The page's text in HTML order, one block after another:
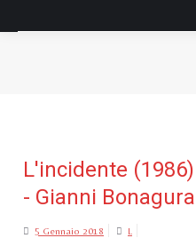
L'incidente
- Gianni Bonagura
5 Gennaio 2018 L